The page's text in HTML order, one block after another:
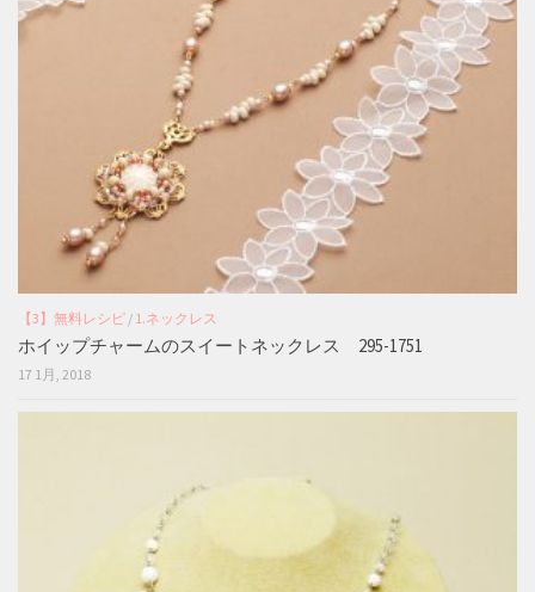
【3】無料レシピ / 1.ネックレス
ホイップチャームのスイートネックレス 295-1751
17 1月, 2018